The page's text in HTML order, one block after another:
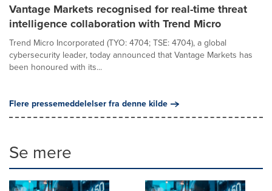
Vantage Markets recognised for real-time threat
intelligence collaboration with Trend Micro
Trend Micro Incorporated (TYO: 4704; TSE: 4704), a global
cybersecurity leader, today announced that Vantage Markets has
been honoured with its...
Flere pressemeddelelser fra denne kilde
Se mere